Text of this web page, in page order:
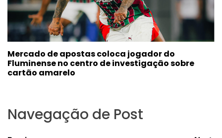
Mercado de apostas coloca jogador do
Fluminense no centro de investigação sobre
cartão amarelo
Navegação de Post